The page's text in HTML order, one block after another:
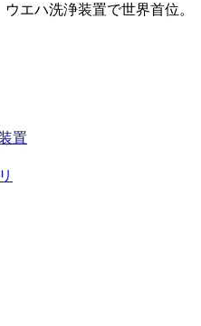
エハ洗浄装置で世界首位。
置